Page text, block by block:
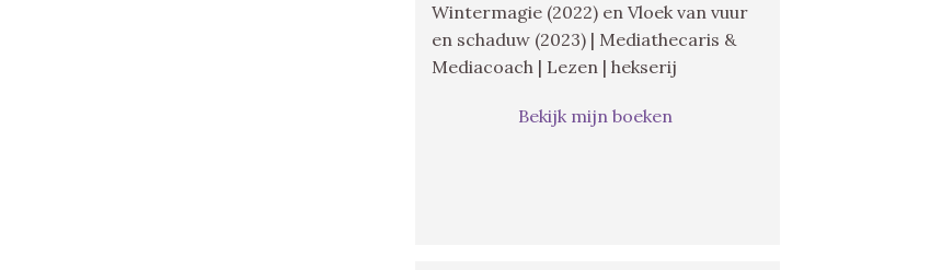
Wintermagie (2022) en Vloek van vuur
en schaduw (2023) | Mediathecaris &
Mediacoach | Lezen | hekserij
Bekijk mijn boeken